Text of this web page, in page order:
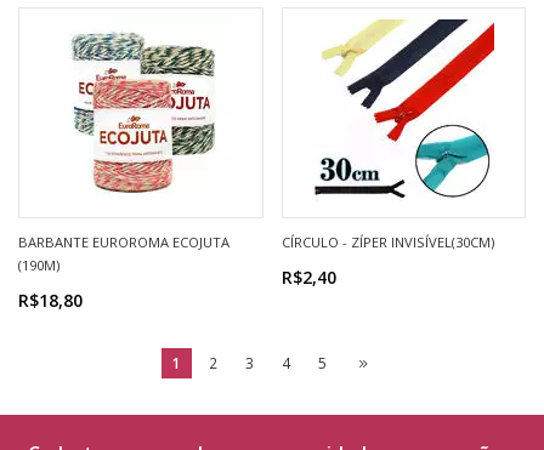
BARBANTE EUROROMA ECOJUTA
(190M)
R$18,80
CÍRCULO - ZÍPER INVISÍVEL(30CM)
R$2,40
1 2 3 4 5